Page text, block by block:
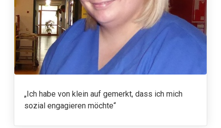
„Ich habe von klein auf gemerkt, dass ich mich
sozial engagieren möchte“